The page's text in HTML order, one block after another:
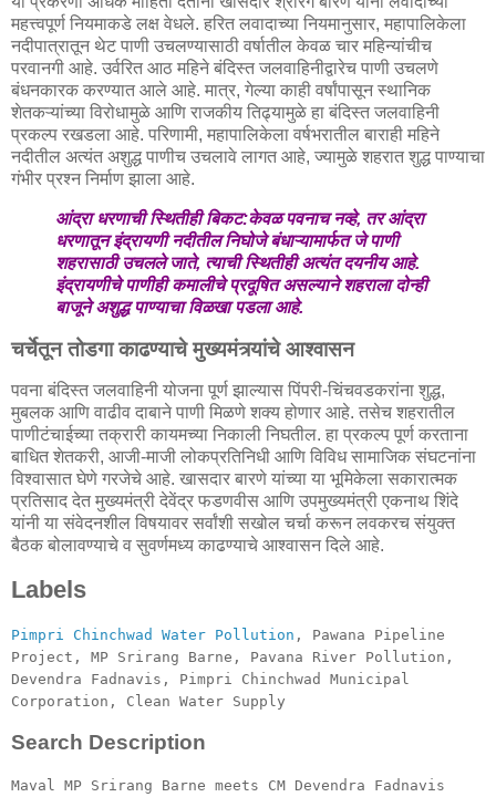
महत्त्वपूर्ण नियमाकडे लक्ष वेधले. हरित लवादाच्या नियमानुसार, महापालिकेला
नदीपात्रातून थेट पाणी उचलण्यासाठी वर्षातील केवळ चार महिन्यांचीच
परवानगी आहे. उर्वरित आठ महिने बंदिस्त जलवाहिनीद्वारेच पाणी उचलणे
बंधनकारक करण्यात आले आहे. मात्र, गेल्या काही वर्षांपासून स्थानिक
शेतकऱ्यांच्या विरोधामुळे आणि राजकीय तिढ्यामुळे हा बंदिस्त जलवाहिनी
प्रकल्प रखडला आहे. परिणामी, महापालिकेला वर्षभरातील बाराही महिने
नदीतील अत्यंत अशुद्ध पाणीच उचलावे लागत आहे, ज्यामुळे शहरात शुद्ध पाण्याचा
गंभीर प्रश्न निर्माण झाला आहे.
आंद्रा धरणाची स्थितीही बिकट:केवळ पवनाच नव्हे, तर आंद्रा
धरणातून इंद्रायणी नदीतील निघोजे बंधाऱ्यामार्फत जे पाणी
शहरासाठी उचलले जाते, त्याची स्थितीही अत्यंत दयनीय आहे.
इंद्रायणीचे पाणीही कमालीचे प्रदूषित असल्याने शहराला दोन्ही
बाजूने अशुद्ध पाण्याचा विळखा पडला आहे.
चर्चेतून तोडगा काढण्याचे मुख्यमंत्र्यांचे आश्वासन
पवना बंदिस्त जलवाहिनी योजना पूर्ण झाल्यास पिंपरी-चिंचवडकरांना शुद्ध,
मुबलक आणि वाढीव दाबाने पाणी मिळणे शक्य होणार आहे. तसेच शहरातील
पाणीटंचाईच्या तक्रारी कायमच्या निकाली निघतील. हा प्रकल्प पूर्ण करताना
बाधित शेतकरी, आजी-माजी लोकप्रतिनिधी आणि विविध सामाजिक संघटनांना
विश्वासात घेणे गरजेचे आहे. खासदार बारणे यांच्या या भूमिकेला सकारात्मक
प्रतिसाद देत मुख्यमंत्री देवेंद्र फडणवीस आणि उपमुख्यमंत्री एकनाथ शिंदे
यांनी या संवेदनशील विषयावर सर्वांशी सखोल चर्चा करून लवकरच संयुक्त
बैठक बोलावण्याचे व सुवर्णमध्य काढण्याचे आश्वासन दिले आहे.
Labels
Pimpri Chinchwad Water Pollution , Pawana Pipeline
Project, MP Srirang Barne, Pavana River Pollution,
Devendra Fadnavis, Pimpri Chinchwad Municipal
Corporation, Clean Water Supply
Search Description
Maval MP Srirang Barne meets CM Devendra Fadnavis